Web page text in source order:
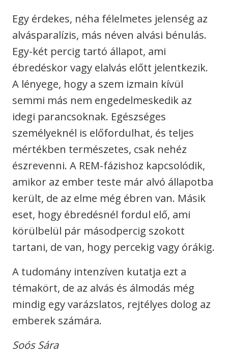
Egy érdekes, néha félelmetes jelenség az
alvásparalízis, más néven alvási bénulás.
Egy-két percig tartó állapot, ami
ébredéskor vagy elalvás előtt jelentkezik.
A lényege, hogy a szem izmain kívül
semmi más nem engedelmeskedik az
idegi parancsoknak. Egészséges
személyeknél is előfordulhat, és teljes
mértékben természetes, csak nehéz
észrevenni. A REM-fázishoz kapcsolódik,
amikor az ember teste már alvó állapotba
került, de az elme még ébren van. Másik
eset, hogy ébredésnél fordul elő, ami
körülbelül pár másodpercig szokott
tartani, de van, hogy percekig vagy órákig.
A tudomány intenzíven kutatja ezt a
témakört, de az alvás és álmodás még
mindig egy varázslatos, rejtélyes dolog az
emberek számára.
Soós Sára